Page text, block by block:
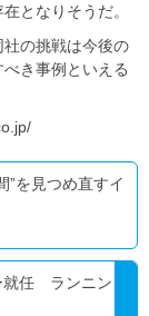
となりそうだ。
の挑戦は今後の
き事例といえる
”を見つめ直すイ
就任 ランニン